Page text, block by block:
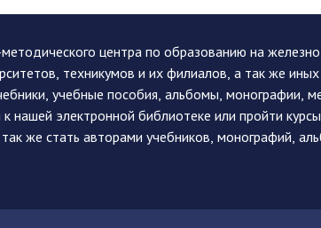
центра по образованию на
техникумов и их филиалов, а так же
учебные пособия, альбомы, монографии,
нашей электронной библиотеке или пройти
так же стать авторами учебников, монографий,